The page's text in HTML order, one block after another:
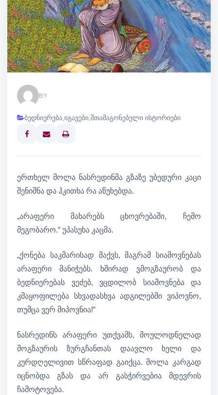
BY
ბედნიერება,იგავები,შთამაგონებელი ისტორიები
Print
ერთხელ მოლა ნასრედინმა გზაზე უბედური კაცი
შენიშნა და ჰკითხა რა აწუხებდა.
„არაფერი მახარებს ცხოვრებაში, ჩემო
მეგობარო.“ უპასუხა კაცმა.
„ქონება საკმარისად მაქვს, მაგრამ სიამოვნებას
არაფერი მანიჭებს. ხშირად ვმოგზაურობ და
ბედნიერებას ვეძებ, ვცდილობ სიამოვნება და
კმაყოფილება სხვადასხვა ადგილებში ვიპოვნო,
თუმცა ვერ მიპოვნია!“
ნასრედინს არაფერი უთქვამს, მოულოდნელად
მოგზაურის ზურგჩანთას დაავლო ხელი და
კურდღელივით სწრაფად გაიქცა. მოლა კარგად
იცნობდა გზას და არ გასჭირვებია მდევრის
ჩამოტოვება.